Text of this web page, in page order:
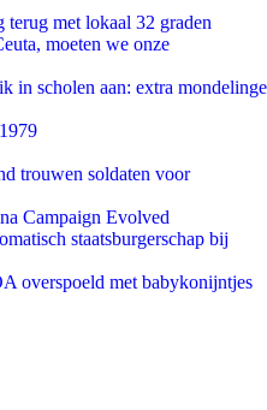
terug met lokaal 32 graden
moeten we onze
in scholen aan: extra mondelinge
trouwen soldaten voor
Campaign Evolved
staatsburgerschap bij
overspoeld met babykonijntjes